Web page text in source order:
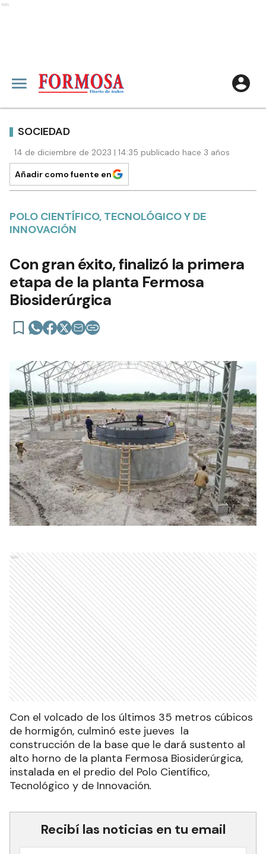
Ads
SOCIEDAD
14 de diciembre de 2023 | 14:35 publicado hace 3 años
Añadir como fuente en
POLO CIENTÍFICO, TECNOLÓGICO Y DE
INNOVACIÓN
Con gran éxito, finalizó la primera
etapa de la planta Fermosa
Biosiderúrgica
Ads
Con el volcado de los últimos 35 metros cúbicos
de hormigón, culminó este jueves la
construcción de la base que le dará sustento al
alto horno de la planta Fermosa Biosiderúrgica,
instalada en el predio del Polo Científico,
Tecnológico y de Innovación.
Recibí las noticias en tu email